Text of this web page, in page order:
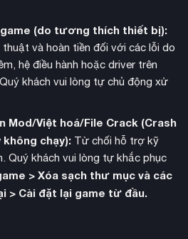
đột phá làchế độ Landless
chơi khám phá thế giới với tư
đất đai. Người chơi có thể tự do di
hợp đồng, xây dựng danh tiếng và
game (do tương thích thiết bị):
và hoàn tiền đối với các lỗi do
hệ điều hành hoặc driver trên
khách vui lòng tự chủ động xử
Mod/Việt hoá/File Crack (Crash
không chạy):Từ chối hỗ trợ kỹ
Quý khách vui lòng tự khắc phục
> Xóa sạch thư mục và các
> Cài đặt lại game từ đầu.